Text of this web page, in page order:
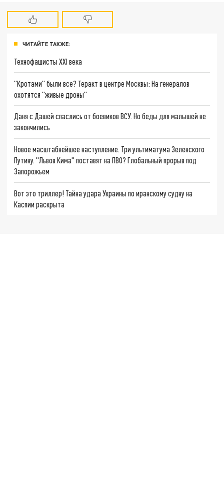
ЧИТАЙТЕ ТАКЖЕ:
Технофашисты XXI века
"Кротами" были все? Теракт в центре Москвы: На генералов
охотятся "живые дроны"
Даня с Дашей спаслись от боевиков ВСУ. Но беды для малышей не
закончились
Новое масштабнейшее наступление. Три ультиматума Зеленского
Путину. "Львов Кима" поставят на ПВО? Глобальный прорыв под
Запорожьем
Вот это триллер! Тайна удара Украины по иранскому судну на
Каспии раскрыта